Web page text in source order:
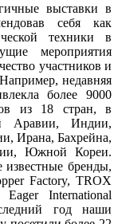
выставки в
себя
как
техники в
мероприятия
участников и
Например, недавняя
более
9000
из 18 стран
Аравии, Индии,
, Ирана, Бахрейна,
, Южной
известные бренды
Factory, TROX
Eager
International
год
наши